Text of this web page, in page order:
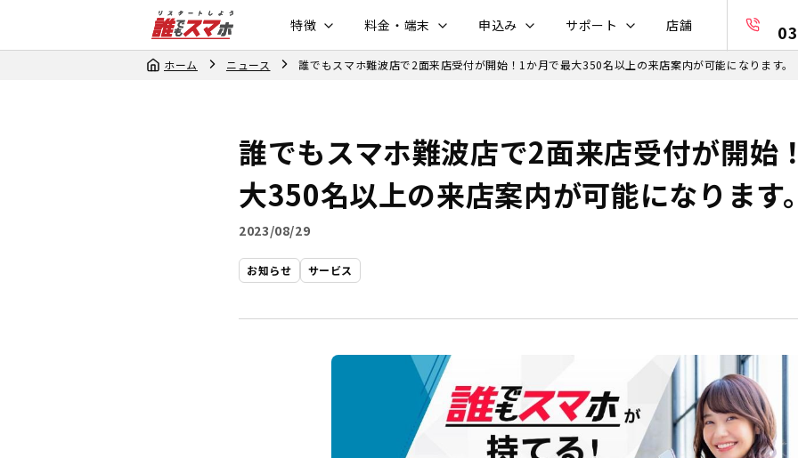
特徴 料金・端末 申込み サポート 店舗
ホーム ニュース 誰でもスマホ難波店で2面来店受付が開始！1か月で最大350名以上の来店案内が可能になります。
誰でもスマホ難波店で2面来店受付が開始
大350名以上の来店案内が可能になります
2023/08/29
お知らせ サービス